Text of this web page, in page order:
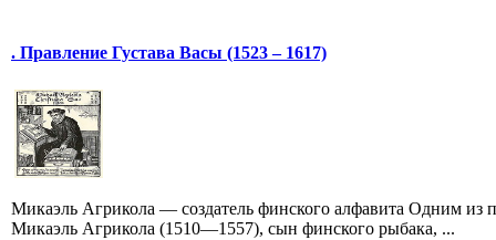
. Правление Густава Васы (1523 – 1617)
Микаэль Агрикола — создатель финского алфавита Одним
Микаэль Агрикола (1510—1557), сын финского рыбака, ...